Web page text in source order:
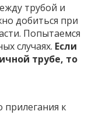
трубой и
добиться при
Попытаемся
случаях. Если
трубе, то
прилегания к